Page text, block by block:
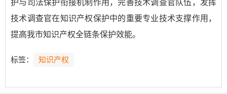
护与司法保护衔接机制作用，完善技术调查官队伍，发挥
技术调查官在知识产权保护中的重要专业技术支撑作用，
提高我市知识产权全链条保护效能。
标签： 知识产权